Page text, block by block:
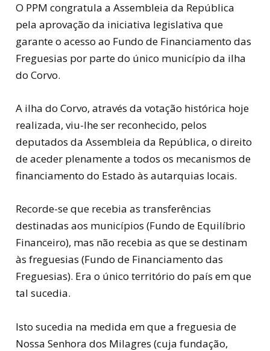
O PPM congratula a Assembleia da República
pela aprovação da iniciativa legislativa que
garante o acesso ao Fundo de Financiamento das
Freguesias por parte do único município da ilha
do Corvo.
A ilha do Corvo, através da votação histórica hoje
realizada, viu-lhe ser reconhecido, pelos
deputados da Assembleia da República, o direito
de aceder plenamente a todos os mecanismos de
financiamento do Estado às autarquias locais.
Recorde-se que recebia as transferências
destinadas aos municípios (Fundo de Equilíbrio
Financeiro), mas não recebia as que se destinam
às freguesias (Fundo de Financiamento das
Freguesias). Era o único território do país em que
tal sucedia.
Isto sucedia na medida em que a freguesia de
Nossa Senhora dos Milagres (cuja fundação,